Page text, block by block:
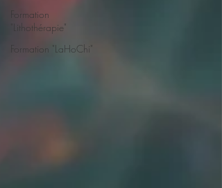
Formation
"Lithothérapie"
Formation "LaHoChi"